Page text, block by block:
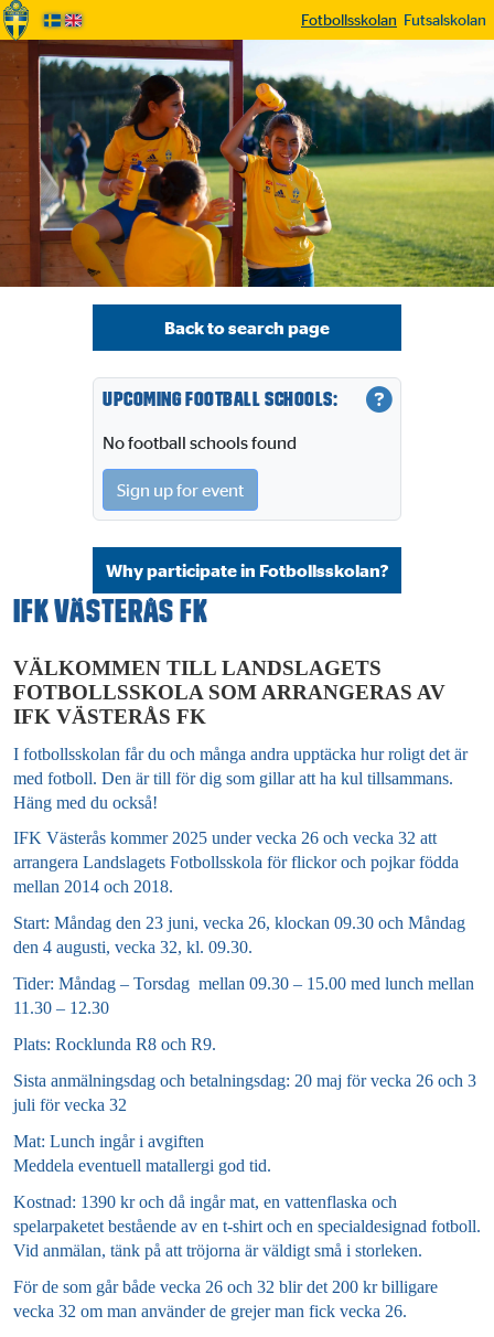
Fotbollsskolan Futsalskolan
IFK Västerås FK
VÄLKOMMEN TILL LANDSLAGETS
FOTBOLLSSKOLA SOM ARRANGERAS AV
IFK VÄSTERÅS FK
I fotbollsskolan får du och många andra upptäcka hur roligt det är
med fotboll. Den är till för dig som gillar att ha kul tillsammans.
Häng med du också!
IFK Västerås kommer 2025 under vecka 26 och vecka 32 att
arrangera Landslagets Fotbollsskola för flickor och pojkar födda
mellan 2014 och 2018.
Start: Måndag den 23 juni, vecka 26, klockan 09.30 och Måndag
den 4 augusti, vecka 32, kl. 09.30.
Tider: Måndag – Torsdag mellan 09.30 – 15.00 med lunch mellan
11.30 – 12.30
Plats: Rocklunda R8 och R9.
Sista anmälningsdag och betalningsdag: 20 maj för vecka 26 och 3
juli för vecka 32
Mat: Lunch ingår i avgiften
Meddela eventuell matallergi god tid.
Kostnad: 1390 kr och då ingår mat, en vattenflaska och
spelarpaketet bestående av en t-shirt och en specialdesignad fotboll.
Vid anmälan, tänk på att tröjorna är väldigt små i storleken.
För de som går både vecka 26 och 32 blir det 200 kr billigare
vecka 32 om man använder de grejer man fick vecka 26.
Back to search page
Upcoming football schools:
No football schools found
Sign up for event
Why participate in Fotbollsskolan?